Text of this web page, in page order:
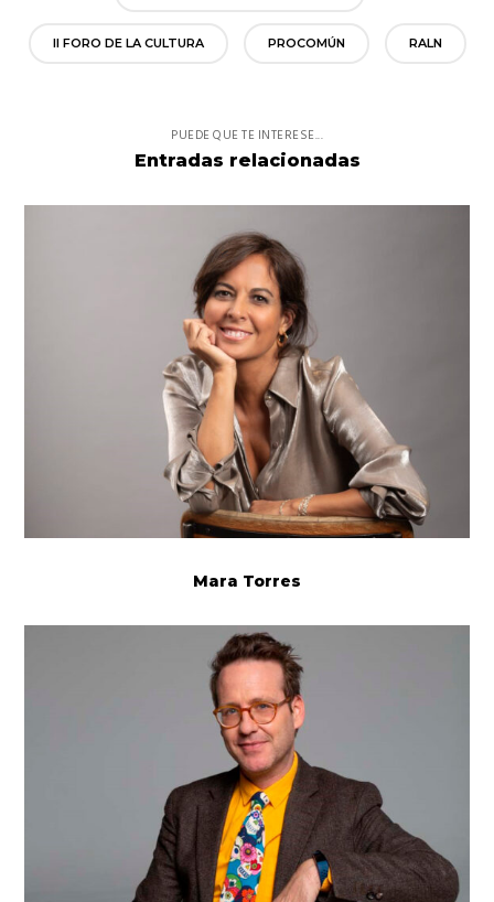
II FORO DE LA CULTURA PROCOMÚN RALN
PUEDE QUE TE INTERESE...
Entradas relacionadas
Mara Torres